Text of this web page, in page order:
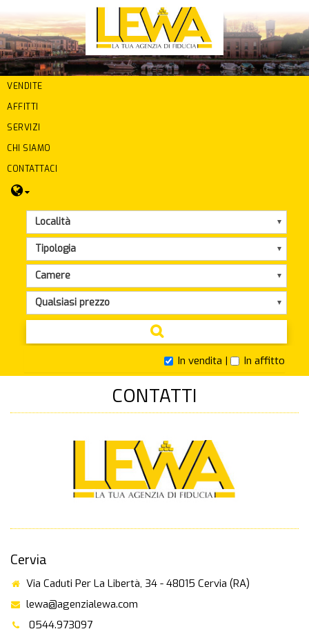
VENDITE
AFFITTI
SERVIZI
CHI SIAMO
CONTATTACI
Località
Tipologia
Camere
Qualsiasi prezzo
In vendita | In affitto
CONTATTI
Cervia
Via Caduti Per La Libertà, 34 - 48015 Cervia (RA)
lewa@agenzialewa.com
0544.973097